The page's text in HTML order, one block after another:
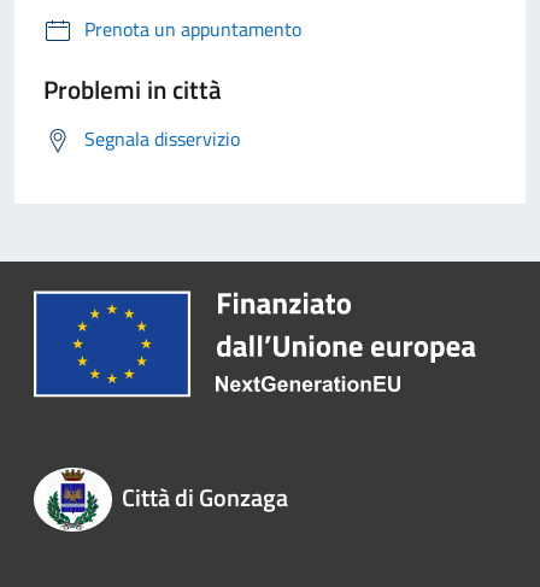
Prenota un appuntamento
Problemi in città
Segnala disservizio
Città di Gonzaga